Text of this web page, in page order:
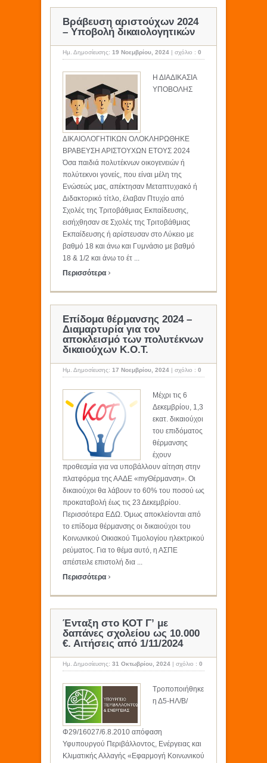
Βράβευση αριστούχων 2024
– Υποβολή δικαιολογητικών
Ημ. Δημοσίευσης: 19 Νοεμβρίου, 2024 | σχόλιο : 0
Η ΔΙΑΔΙΚΑΣΙΑ
ΥΠΟΒΟΛΗΣ
ΔΙΚΑΙΟΛΟΓΗΤΙΚΩΝ ΟΛΟΚΛΗΡΩΘΗΚΕ
ΒΡΑΒΕΥΣΗ ΑΡΙΣΤΟΥΧΩΝ ΕΤΟΥΣ 2024
Όσα παιδιά πολυτέκνων οικογενειών ή
πολύτεκνοι γονείς, που είναι μέλη της
Ενώσεώς μας, απέκτησαν Μεταπτυχιακό ή
Διδακτορικό τίτλο, έλαβαν Πτυχίο από
Σχολές της Τριτοβάθμιας Εκπαίδευσης,
εισήχθησαν σε Σχολές της Τριτοβάθμιας
Εκπαίδευσης ή αρίστευσαν στο Λύκειο με
βαθμό 18 και άνω και Γυμνάσιο με βαθμό
18 & 1/2 και άνω το έτ ...
Περισσότερα ›
Επίδομα θέρμανσης 2024 –
Διαμαρτυρία για τον
αποκλεισμό των πολυτέκνων
δικαιούχων Κ.Ο.Τ.
Ημ. Δημοσίευσης: 17 Νοεμβρίου, 2024 | σχόλιο : 0
Μέχρι τις 6
Δεκεμβρίου, 1,3
εκατ. δικαιούχοι
του επιδόματος
θέρμανσης
έχουν
προθεσμία για να υποβάλλουν αίτηση στην
πλατφόρμα της ΑΑΔΕ «myΘέρμανση». Οι
δικαιούχοι θα λάβουν το 60% του ποσού ως
προκαταβολή έως τις 23 Δεκεμβρίου.
Περισσότερα ΕΔΩ. Όμως αποκλείονται από
το επίδομα θέρμανσης οι δικαιούχοι του
Κοινωνικού Οικιακού Τιμολογίου ηλεκτρικού
ρεύματος. Για το θέμα αυτό, η ΑΣΠΕ
απέστειλε επιστολή δια ...
Περισσότερα ›
Ένταξη στο ΚΟΤ Γ’ με
δαπάνες σχολείου ως 10.000
€. Αιτήσεις από 1/11/2024
Ημ. Δημοσίευσης: 31 Οκτωβρίου, 2024 | σχόλιο : 0
Τροποποιήθηκε
η Δ5-ΗΛ/Β/
Φ29/16027/6.8.2010 απόφαση
Υφυπουργού Περιβάλλοντος, Ενέργειας και
Κλιματικής Αλλαγής «Εφαρμογή Κοινωνικού